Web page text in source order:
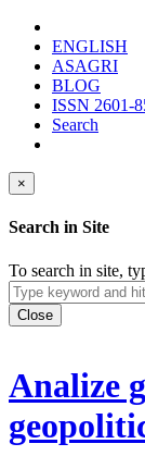
ENGLISH
ASAGRI
BLOG
ISSN 2601-
Search
×
Search in Site
To search in site,
Close
Analize